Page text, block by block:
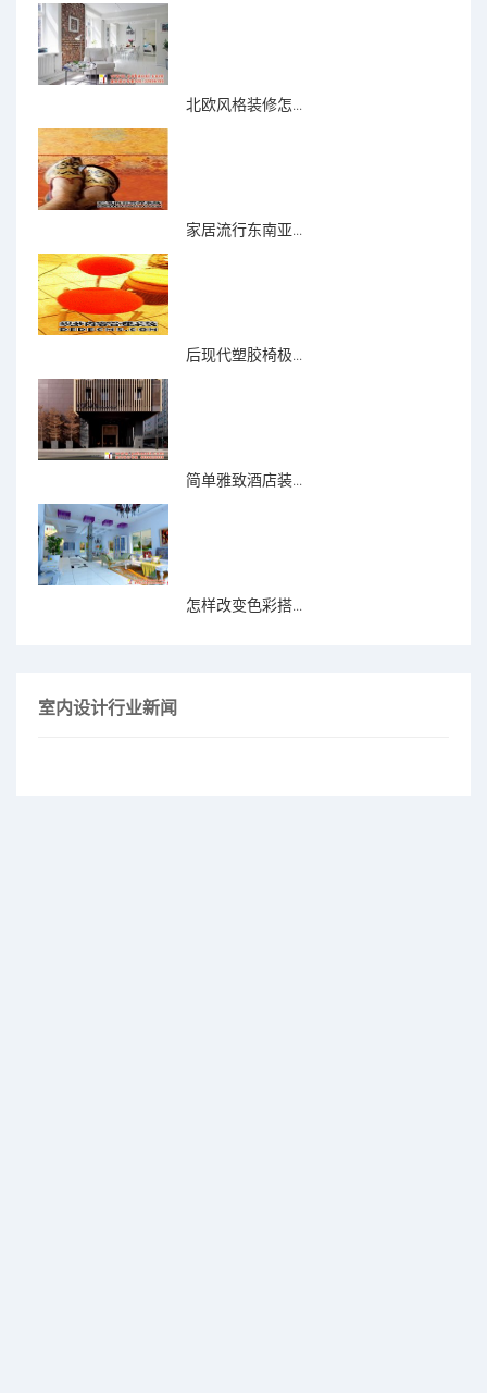
北欧风格装修怎...
家居流行东南亚...
后现代塑胶椅极...
简单雅致酒店装...
怎样改变色彩搭...
室内设计行业新闻